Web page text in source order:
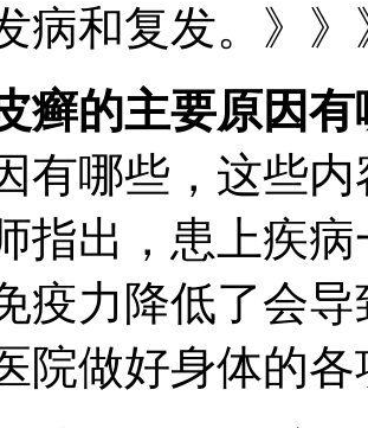
病和复发。》
癣的主要原因有
有哪些，这些
指出，患上疾
疫力降低了会
院做好身体的